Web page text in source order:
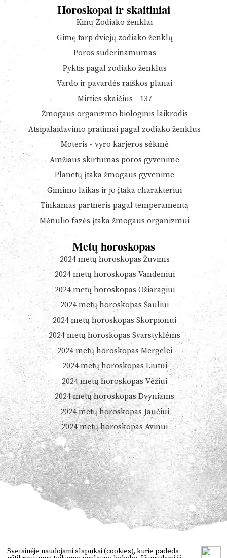
Svetainėje naudojami slapukai (cookies), kurie padeda
Horoskopai ir skaitiniai
Kinų Zodiako ženklai
Gimę tarp dviejų zodiako ženklų
Poros suderinamumas
Pyktis pagal zodiako ženklus
Vardo ir pavardės raiškos planai
Mirties skaičius - 137
Žmogaus organizmo biologinis laikrodis
Atsipalaidavimo pratimai pagal zodiako ženklus
Moteris - vyro karjeros sėkmė
Amžiaus skirtumas poros gyvenime
Planetų įtaka žmogaus gyvenime
Gimimo laikas ir jo įtaka charakteriui
Tinkamas partneris pagal temperamentą
Mėnulio fazės įtaka žmogaus organizmui
Metų horoskopas
2024 metų horoskopas Žuvims
2024 metų horoskopas Vandeniui
2024 metų horoskopas Ožiaragiui
2024 metų horoskopas Šauliui
2024 metų horoskopas Skorpionui
2024 metų horoskopas Svarstyklėms
2024 metų horoskopas Mergelei
2024 metų horoskopas Liūtui
2024 metų horoskopas Vėžiui
2024 metų horoskopas Dvyniams
2024 metų horoskopas Jaučiui
2024 metų horoskopas Avinui
© 2026Dienoshoroskopas.lt